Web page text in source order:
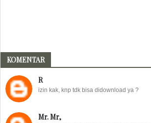
KOMENTAR
R
izin kak, knp tdk bisa didownload ya ?
Mr. Mr,